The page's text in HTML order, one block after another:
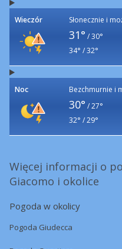
Wieczór Słonecznie i
31° / 30°
34° / 32°
Noc Bezchmurnie i
30° / 27°
32° / 29°
Więcej informacji o
Giacomo i okolice
Pogoda w okolicy
Pogoda Giudecca